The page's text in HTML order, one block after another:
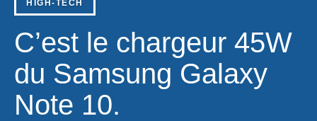
HIGH-TECH
C’est le chargeur 45W
du Samsung Galaxy
Note 10.